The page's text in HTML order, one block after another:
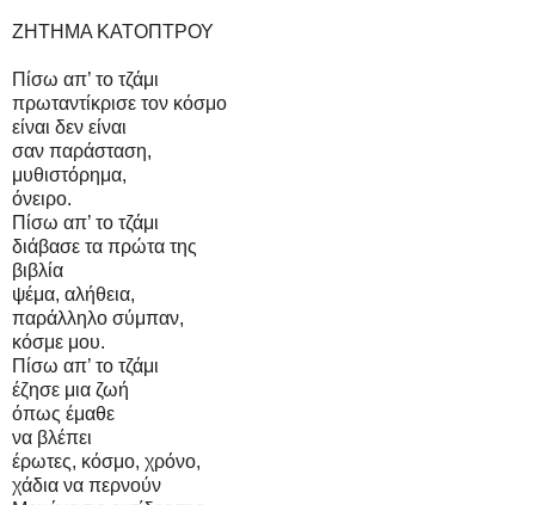
ΖΗΤΗΜΑ ΚΑΤΟΠΤΡΟΥ
Πίσω απ’ το τζάμι
πρωταντίκρισε τον κόσμο
είναι δεν είναι
σαν παράσταση,
μυθιστόρημα,
όνειρο.
Πίσω απ’ το τζάμι
διάβασε τα πρώτα της
βιβλία
ψέμα, αλήθεια,
παράλληλο σύμπαν,
κόσμε μου.
Πίσω απ’ το τζάμι
έζησε μια ζωή
όπως έμαθε
να βλέπει
έρωτες, κόσμο, χρόνο,
χάδια να περνούν